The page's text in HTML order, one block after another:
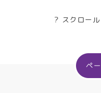
? スクロー